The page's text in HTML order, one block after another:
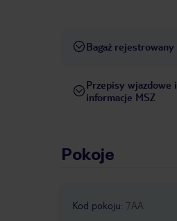
Bagaż rejestrowany
Przepisy wjazdowe i
informacje MSZ
Pokoje
Kod pokoju: 7AA